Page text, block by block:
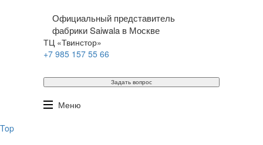
Официальный представитель
фабрики Saiwala в Москве
ТЦ «Твинстор»
+7 985 157 55 66
Задать вопрос
Меню
Top